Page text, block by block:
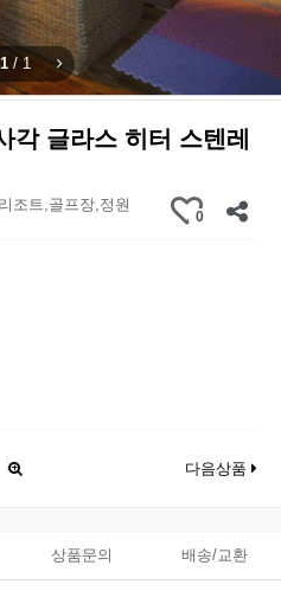
1 / 1
글라스 히터 스텐레
조트,골프장,정원
0
다음상품
상품문의 배송/교환